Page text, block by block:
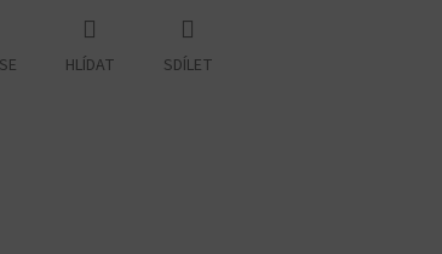
HLÍDAT SDÍLET